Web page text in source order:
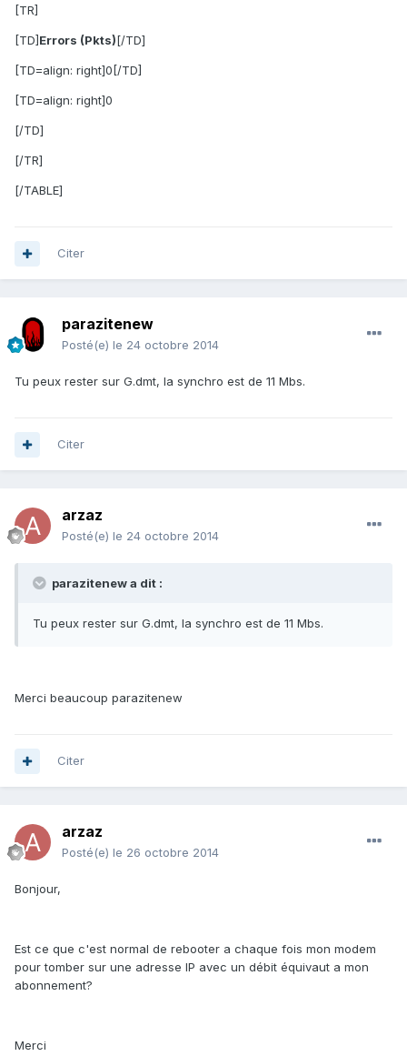
[TR]
[TD]Errors (Pkts)[/TD]
[TD=align: right]0[/TD]
[TD=align: right]0
[/TD]
[/TR]
[/TABLE]
Citer
parazitenew
Posté(e) le 24 octobre 2014
Tu peux rester sur G.dmt, la synchro est de 11 Mbs.
Citer
arzaz
Posté(e) le 24 octobre 2014
parazitenew a dit :
Tu peux rester sur G.dmt, la synchro est de 11 Mbs.
Merci beaucoup parazitenew
Citer
arzaz
Posté(e) le 26 octobre 2014
Bonjour,
Est ce que c'est normal de rebooter a chaque fois mon modem
pour tomber sur une adresse IP avec un débit équivaut a mon
abonnement?
Merci